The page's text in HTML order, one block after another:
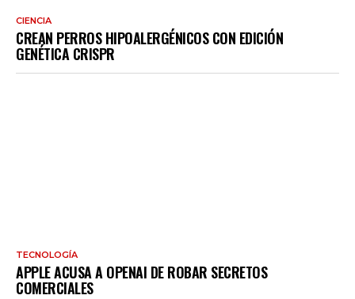
CIENCIA
CREAN PERROS HIPOALERGÉNICOS CON EDICIÓN
GENÉTICA CRISPR
TECNOLOGÍA
APPLE ACUSA A OPENAI DE ROBAR SECRETOS
COMERCIALES